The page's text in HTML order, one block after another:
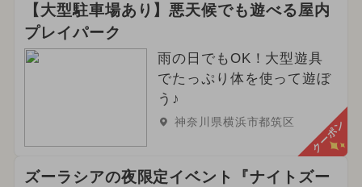
【大型駐車場あり】悪天候でも遊べる屋内
プレイパーク
雨の日でもOK！大型遊具
でたっぷり体を使って遊ぼ
う♪
神奈川県横浜市都筑区 クーポン
ズーラシアの夜限定イベント『ナイトズー